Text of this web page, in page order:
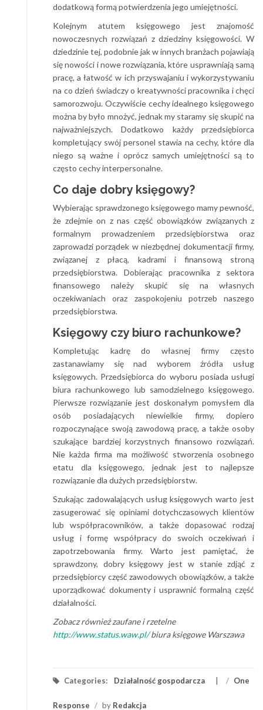
dodatkową formą potwierdzenia jego umiejętności.
Kolejnym atutem księgowego jest znajomość
nowoczesnych rozwiązań z dziedziny księgowości. W
dziedzinie tej, podobnie jak w innych branżach pojawiają
się nowości i nowe rozwiązania, które usprawniają samą
pracę, a łatwość w ich przyswajaniu i wykorzystywaniu
na co dzień świadczy o kreatywności pracownika i chęci
samorozwoju. Oczywiście cechy idealnego księgowego
można by było mnożyć, jednak my staramy się skupić na
najważniejszych. Dodatkowo każdy przedsiębiorca
kompletujący swój personel stawia na cechy, które dla
niego są ważne i oprócz samych umiejętności są to
często cechy interpersonalne.
Co daje dobry księgowy?
Wybierając sprawdzonego księgowego mamy pewność,
że zdejmie on z nas część obowiązków związanych z
formalnym prowadzeniem przedsiębiorstwa oraz
zaprowadzi porządek w niezbędnej dokumentacji firmy,
związanej z płacą, kadrami i finansową stroną
przedsiębiorstwa. Dobierając pracownika z sektora
finansowego należy skupić się na własnych
oczekiwaniach oraz zaspokojeniu potrzeb naszego
przedsiębiorstwa.
Księgowy czy biuro rachunkowe?
Kompletując kadrę do własnej firmy często
zastanawiamy się nad wyborem źródła usług
księgowych. Przedsiębiorca do wyboru posiada usługi
biura rachunkowego lub samodzielnego księgowego.
Pierwsze rozwiązanie jest doskonałym pomysłem dla
osób posiadających niewielkie firmy, dopiero
rozpoczynające swoją zawodową pracę, a także osoby
szukające bardziej korzystnych finansowo rozwiązań.
Nie każda firma ma możliwość stworzenia osobnego
etatu dla księgowego, jednak jest to najlepsze
rozwiązanie dla dużych przedsiębiorstw.
Szukając zadowalających usług księgowych warto jest
zasugerować się opiniami dotychczasowych klientów
lub współpracowników, a także dopasować rodzaj
usług i formę współpracy do swoich oczekiwań i
zapotrzebowania firmy. Warto jest pamiętać, że
sprawdzony, dobry księgowy jest w stanie zdjąć z
przedsiębiorcy część zawodowych obowiązków, a także
uporządkować dokumenty i usprawnić formalną część
działalności.
Zobacz również zaufane i rzetelne
http://www.status.waw.pl/biura księgowe Warszawa
Categories: Działalność gospodarcza / One
Response / by Redakcja